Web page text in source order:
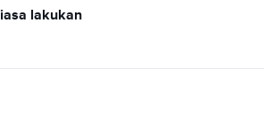
lakukan